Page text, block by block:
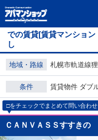
での賃貸[賃貸マンショ
し
地域・路線 札幌市軌道線
条件 賃貸物件 ダブ
□をチェックでまとめて問い合わせ
ＣＡＮＶＡＳＳすすきの